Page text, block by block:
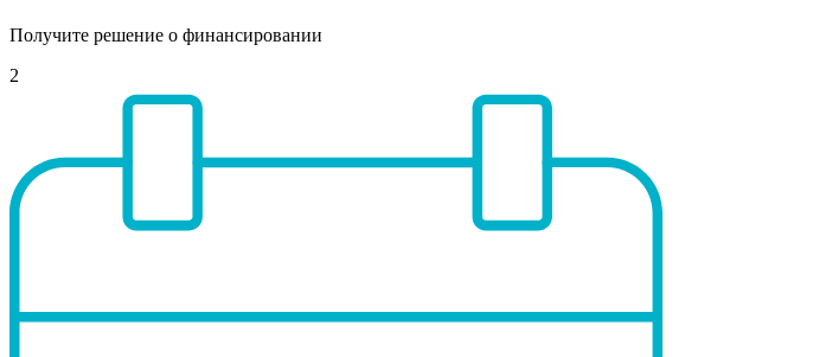
Получите решение о финансировании
2